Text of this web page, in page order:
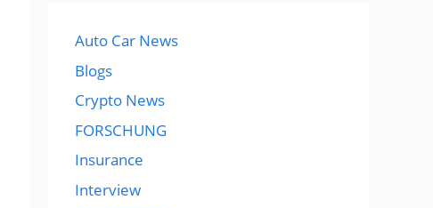
Auto Car News
Blogs
Crypto News
FORSCHUNG
Insurance
Interview